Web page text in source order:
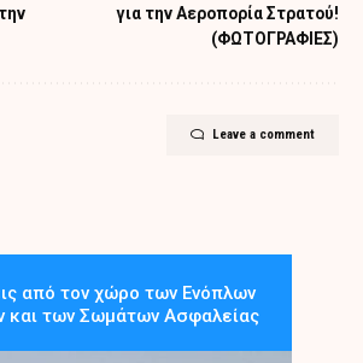
για την Αεροπορία Στρατού!
(ΦΩΤΟΓΡΑΦΙΕΣ)
Leave a comment
από τον χώρο των Ενόπλων
και των Σωμάτων Ασφαλείας